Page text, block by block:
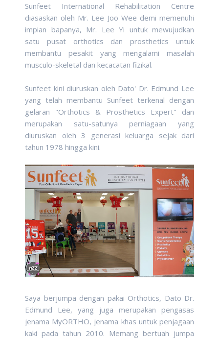
Sunfeet International Rehabilitation Centre
diasaskan oleh Mr. Lee Joo Wee demi memenuhi
impian bapanya, Mr. Lee Yi untuk mewujudkan
satu pusat orthotics dan prosthetics untuk
membantu pesakit yang mengalami masalah
musculo-skeletal dan kecacatan fizikal.
Sunfeet kini diuruskan oleh Dato' Dr. Edmund Lee
yang telah membantu Sunfeet terkenal dengan
gelaran "Orthotics & Prosthetics Expert" dan
merupakan satu-satunya perniagaan yang
diuruskan oleh 3 generasi keluarga sejak dari
tahun 1978 hingga kini.
Saya berjumpa dengan pakai Orthotics, Dato Dr.
Edmund Lee, yang juga merupakan pengasas
jenama MyORTHO, jenama khas untuk penjagaan
kaki pada tahun 2010. Memang bertuah jumpa